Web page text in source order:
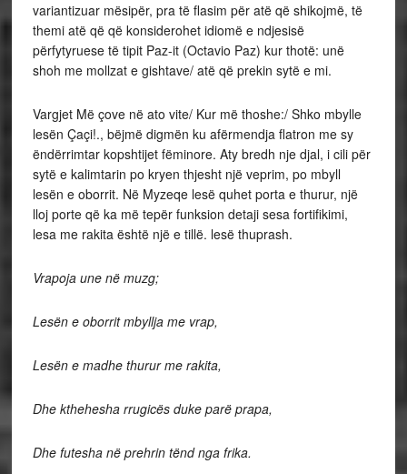
variantizuar mësipër, pra të flasim për atë që shikojmë, të
themi atë që që konsiderohet idiomë e ndjesisë
përfytyruese të tipit Paz-it (Octavio Paz) kur thotë: unë
shoh me mollzat e gishtave/ atë që prekin sytë e mi.
Vargjet Më çove në ato vite/ Kur më thoshe:/ Shko mbylle
lesën Çaçi!., bëjmë digmën ku afërmendja flatron me sy
ëndërrimtar kopshtijet fëminore. Aty bredh nje djal, i cili për
sytë e kalimtarin po kryen thjesht një veprim, po mbyll
lesën e oborrit. Në Myzeqe lesë quhet porta e thurur, një
lloj porte që ka më tepër funksion detaji sesa fortifikimi,
lesa me rakita është një e tillë. lesë thuprash.
Vrapoja une në muzg;
Lesën e oborrit mbyllja me vrap,
Lesën e madhe thurur me rakita,
Dhe kthehesha rrugicës duke parë prapa,
Dhe futesha në prehrin tënd nga frika.